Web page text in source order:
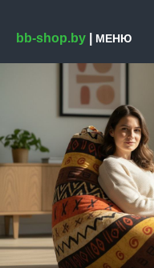
bb-shop.by МЕНЮ